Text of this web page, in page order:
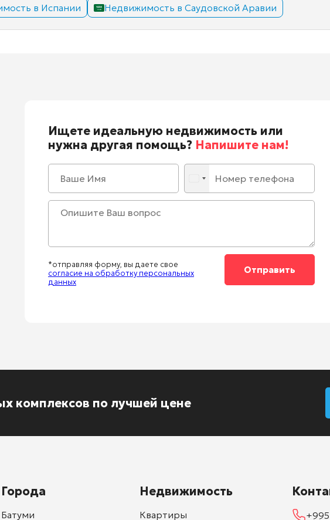
в Испании Недвижимость в Саудовской Аравии
Ищете идеальную недвижимость или
нужна другая помощь? Напишите нам!
*отправляя форму, вы даете свое
согласие на обработку персональных
данных
комплексов по лучшей цене
Города
Батуми
Недвижимость
Квартиры